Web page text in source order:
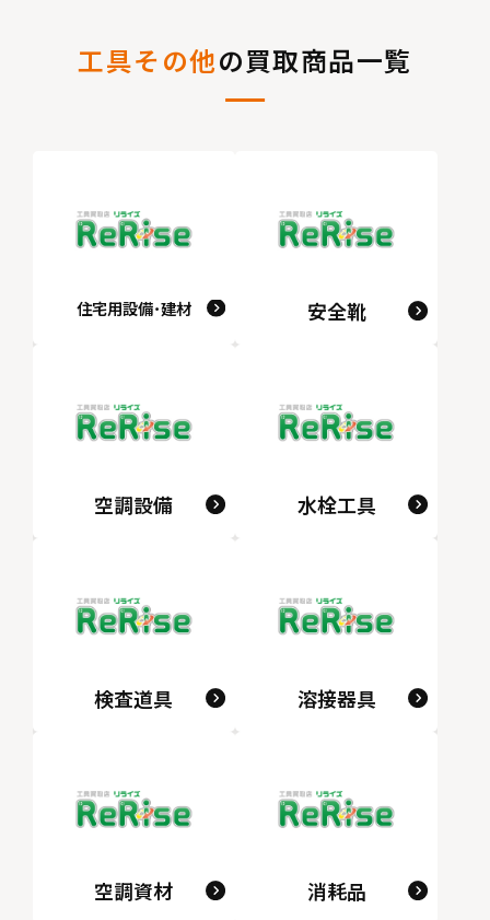
工具その他の買取商品一覧
住宅用設備･建材 安全靴
空調設備 水栓工具
検査道具 溶接器具
空調資材 消耗品